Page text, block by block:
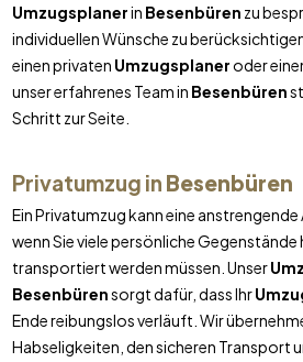
Umzugsplanerin Besenbüren zu
individuellen Wünsche zu
einen privaten Umzugsplaneroder
unser erfahrenes Team in Besenbüren
Schritt zur Seite.
Privatumzug in Besenbüren
Ein Privatumzug kann eine
wenn Sie viele persönliche Gegenstände
transportiert werden müssen. Unser
Besenbürensorgt dafür, dass Ihr
Ende reibungslos verläuft. Wir
Habseligkeiten, den sicheren Transport